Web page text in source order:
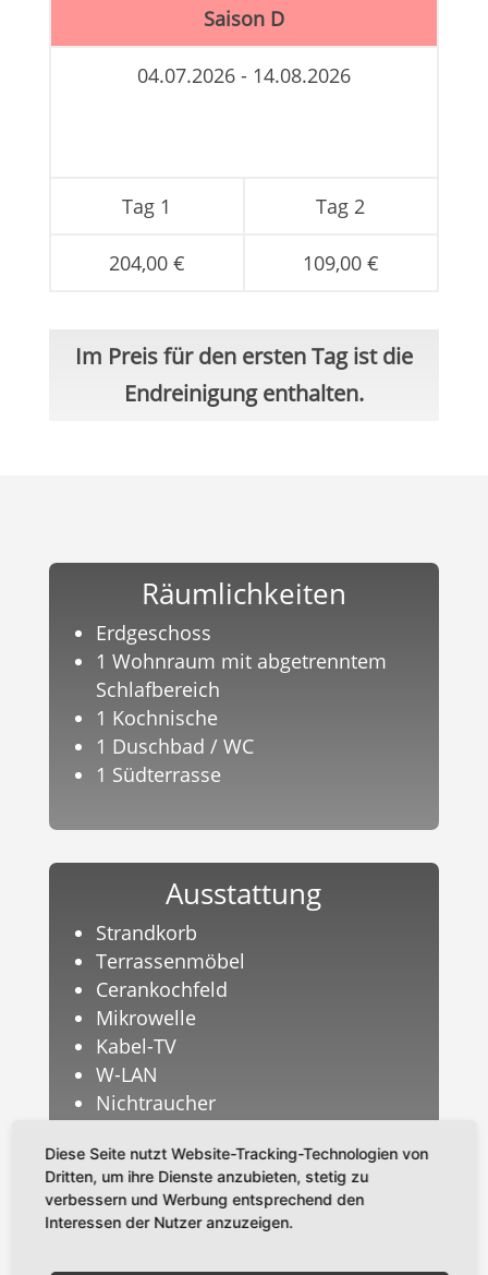
Saison D
04.07.2026 - 14.08.2026
Tag 1 Tag 2
204,00 € 109,00 €
Im Preis für den ersten Tag ist die
Endreinigung enthalten.
Räumlichkeiten
Erdgeschoss
1 Wohnraum mit abgetrenntem
Schlafbereich
1 Kochnische
1 Duschbad / WC
1 Südterrasse
Ausstattung
Strandkorb
Terrassenmöbel
Cerankochfeld
Mikrowelle
Kabel-TV
W-LAN
Nichtraucher
Anlage
Diese Seite nutzt Website-Tracking-Technologien von
Dritten, um ihre Dienste anzubieten, stetig zu
verbessern und Werbung entsprechend den
Interessen der Nutzer anzuzeigen.